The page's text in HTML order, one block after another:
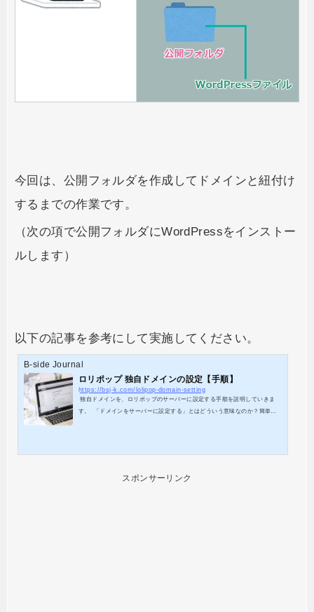
今回は、公開フォルダを作成してドメインと紐付け
するまでの作業です。
（次の項で公開フォルダにWordPressをインストー
ルします）
以下の記事を参考にして実施してください。
B-side Journal
ロリポップ 独自ドメインの設定【手順】
https://bsj-k.com/lolipop-domain-setting
独自ドメインを、ロリポップのサーバーに設定する手順を説明していきま
す。 「ドメインをサーバーに設定する」とはどういう意味なのか？簡単に
スポンサーリンク